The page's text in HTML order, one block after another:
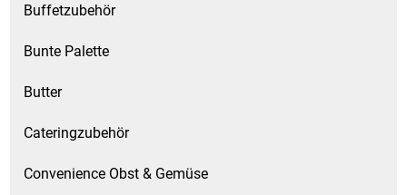
Sirupe
Speck / Rohschinken
Spezialreiniger
Buffetzubehör
Bunte Palette
Butter
Cateringzubehör
Convenience Obst & Gemüse